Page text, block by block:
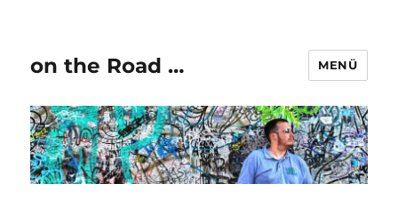
on the Road … MENÜ